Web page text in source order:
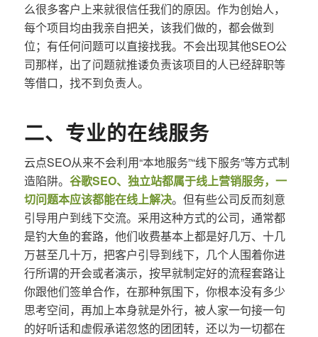
么很多客户上来就很信任我们的原因。作为创始人，
每个项目均由我亲自把关，该我们做的，都会做到
位；有任何问题可以直接找我。不会出现其他SEO公
司那样，出了问题就推诿负责该项目的人已经辞职等
等借口，找不到负责人。
二、专业的在线服务
云点SEO从来不会利用“本地服务”“线下服务”等方式制
造陷阱。 谷歌SEO、独立站都属于线上营销服务，一
切问题本应该都能在线上解决。但有些公司反而刻意
引导用户到线下交流。采用这种方式的公司，通常都
是钓大鱼的套路，他们收费基本上都是好几万、十几
万甚至几十万，把客户引导到线下，几个人围着你进
行所谓的开会或者演示，按早就制定好的流程套路让
你跟他们签单合作，在那种氛围下，你根本没有多少
思考空间，再加上本身就是外行，被人家一句接一句
的好听话和虚假承诺忽悠的团团转，还以为一切都在